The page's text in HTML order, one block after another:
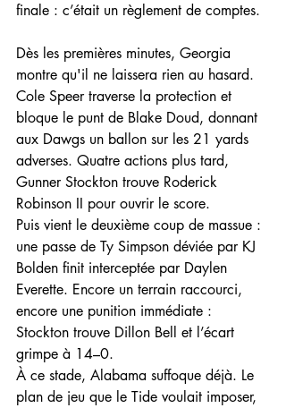
finale : c’était un règlement de comptes.
Dès les premières minutes, Georgia
montre qu'il ne laissera rien au hasard.
Cole Speer traverse la protection et
bloque le punt de Blake Doud, donnant
aux Dawgs un ballon sur les 21 yards
adverses. Quatre actions plus tard,
Gunner Stockton trouve Roderick
Robinson II pour ouvrir le score.
Puis vient le deuxième coup de massue :
une passe de Ty Simpson déviée par KJ
Bolden finit interceptée par Daylen
Everette. Encore un terrain raccourci,
encore une punition immédiate :
Stockton trouve Dillon Bell et l’écart
grimpe à 14–0.
À ce stade, Alabama suffoque déjà. Le
plan de jeu que le Tide voulait imposer,